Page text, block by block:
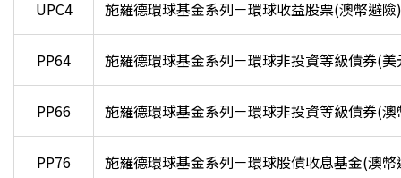
UPC4 施羅德環球基金系列－環球收益股票(澳幣避
PP64 施羅德環球基金系列－環球非投資等級債券(
PP66 施羅德環球基金系列－環球非投資等級債券(
PP76 施羅德環球基金系列－環球股債收息基金(澳